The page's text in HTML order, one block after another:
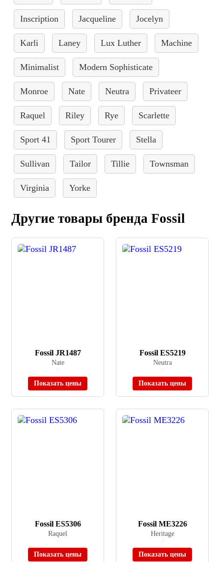
Inscription Jacqueline Jocelyn
Karli Laney Lux Luther Machine
Minimalist Modern Sophisticate
Monroe Nate Neutra Privateer
Raquel Riley Rye Scarlette
Sport 41 Sport Tourer Stella
Sullivan Tailor Tillie Townsman
Virginia Yorke
Другие товары бренда Fossil
Fossil JR1487
Nate
Показать цены
Fossil ES5219
Neutra
Показать цены
Fossil ES5306
Raquel
Показать цены
Fossil ME3226
Heritage
Показать цены